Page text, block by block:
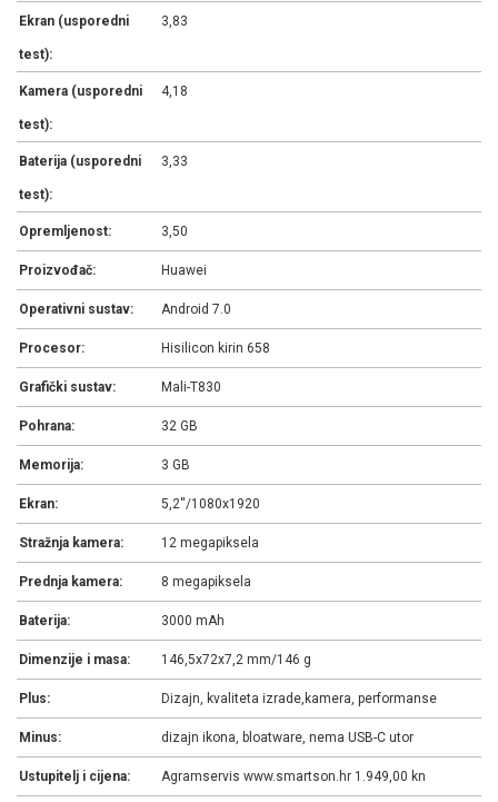
Ekran (usporedni
test):
3,83
Kamera (usporedni
test):
4,18
Baterija (usporedni
test):
3,33
Opremljenost: 3,50
Proizvođač: Huawei
Operativni sustav: Android 7.0
Procesor: Hisilicon kirin 658
Grafički sustav: Mali-T830
Pohrana: 32 GB
Memorija: 3 GB
Ekran: 5,2''/1080x1920
Stražnja kamera: 12 megapiksela
Prednja kamera: 8 megapiksela
Baterija: 3000 mAh
Dimenzije i masa: 146,5x72x7,2 mm/146 g
Plus: Dizajn, kvaliteta izrade,kamera, performanse
Minus: dizajn ikona, bloatware, nema USB-C utor
Ustupitelj i cijena: Agramservis www.smartson.hr 1.949,00 kn